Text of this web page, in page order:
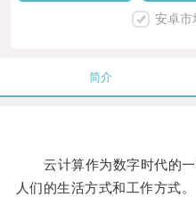
安卓市
简介
云计算作为数字时代的一
人们的生活方式和工作方式。